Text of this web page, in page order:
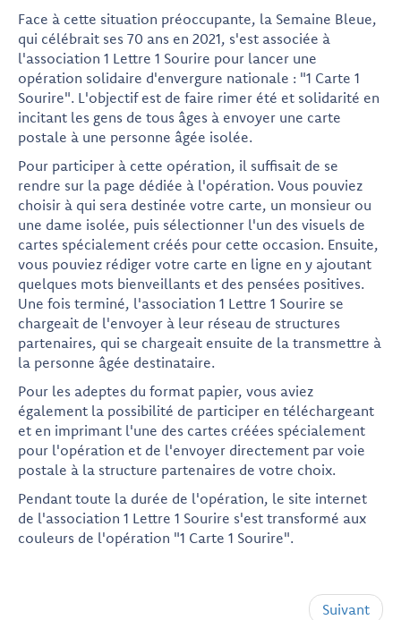
Face à cette situation préoccupante, la Semaine Bleue,
qui célébrait ses 70 ans en 2021, s'est associée à
l'association 1 Lettre 1 Sourire pour lancer une
opération solidaire d'envergure nationale : "1 Carte 1
Sourire". L'objectif est de faire rimer été et solidarité en
incitant les gens de tous âges à envoyer une carte
postale à une personne âgée isolée.
Pour participer à cette opération, il suffisait de se
rendre sur la page dédiée à l'opération. Vous pouviez
choisir à qui sera destinée votre carte, un monsieur ou
une dame isolée, puis sélectionner l'un des visuels de
cartes spécialement créés pour cette occasion. Ensuite,
vous pouviez rédiger votre carte en ligne en y ajoutant
quelques mots bienveillants et des pensées positives.
Une fois terminé, l'association 1 Lettre 1 Sourire se
chargeait de l'envoyer à leur réseau de structures
partenaires, qui se chargeait ensuite de la transmettre à
la personne âgée destinataire.
Pour les adeptes du format papier, vous aviez
également la possibilité de participer en téléchargeant
et en imprimant l'une des cartes créées spécialement
pour l'opération et de l'envoyer directement par voie
postale à la structure partenaires de votre choix.
Pendant toute la durée de l'opération, le site internet
de l'association 1 Lettre 1 Sourire s'est transformé aux
couleurs de l'opération "1 Carte 1 Sourire".
Suivant